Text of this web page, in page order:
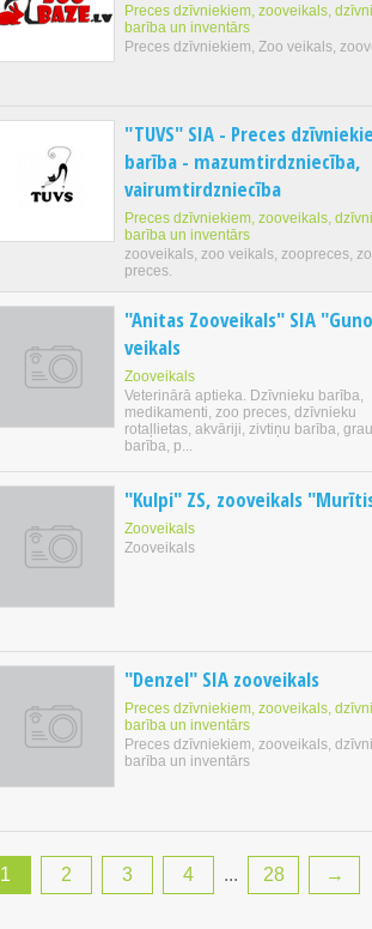
Preces dzīvniekiem, zooveikals,
barība un inventārs
Preces dzīvniekiem, Zoo veikals,
"TUVS" SIA - Preces
barība - mazumtirdzniecība,
vairumtirdzniecība
Preces dzīvniekiem, zooveikals,
barība un inventārs
zooveikals, zoo veikals, zoopreces,
preces.
"Anitas Zooveikals" SIA
veikals
Zooveikals
Veterinārā aptieka. Dzīvnieku barība,
medikamenti, zoo preces, dzīvnieku
rotaļlietas, akvāriji, zivtiņu barība,
barība, p...
"Kulpi" ZS, zooveikals
Zooveikals
Zooveikals
"Denzel" SIA zooveikals
Preces dzīvniekiem, zooveikals,
barība un inventārs
Preces dzīvniekiem, zooveikals,
barība un inventārs
1 2 3 4 ... 28 →